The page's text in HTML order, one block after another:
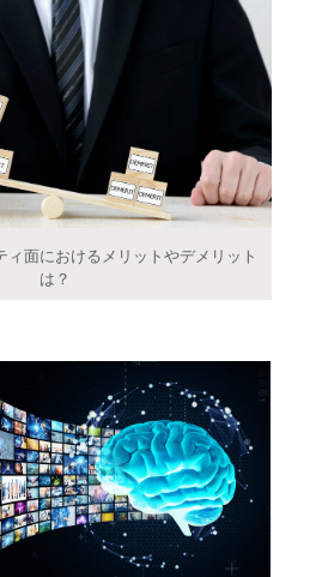
ィ面におけるメリットやデメリット
は？